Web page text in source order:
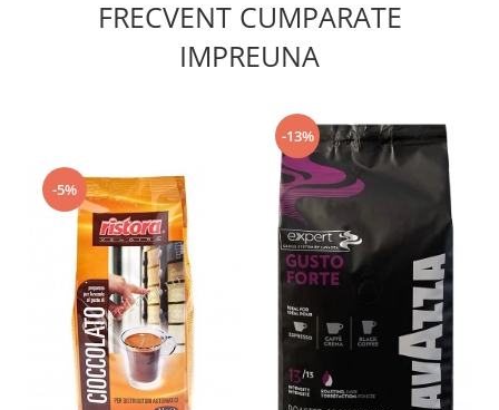
FRECVENT CUMPARATE
IMPREUNA
-5%
-13%